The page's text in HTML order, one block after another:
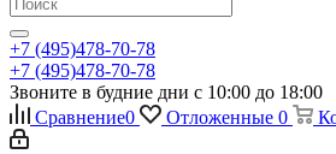
+7 (495)478-70-78
+7 (495)478-70-78
Звоните в будние дни с 10:00 до 18:00
Сравнение0 Отложенные 0